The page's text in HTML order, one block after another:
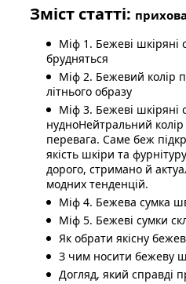
Зміст статті:
Міф 1. Бежеві шкіряні
брудняться
Міф 2. Бежевий колір
літнього образу
Міф 3. Бежеві шкіряні
нудноНейтральний колір
перевага. Саме беж
якість шкіри та
дорого, стримано й
модних тенденцій.
Міф 4. Бежева сумка
Міф 5. Бежеві сумки
Як обрати якісну
З чим носити бежеву
Догляд, який справді